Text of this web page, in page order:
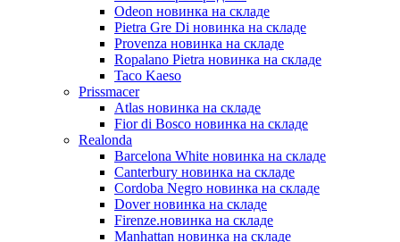
Odeon новинка на складе
Pietra Gre Di новинка на складе
Provenza новинка на складе
Ropalano Pietra новинка на складе
Taco Kaeso
Prissmacer
Atlas новинка на складе
Fior di Bosco новинка на складе
Realonda
Barсelona White новинка на складе
Canterbury новинка на складе
Cordoba Negro новинка на складе
Dover новинка на складе
Firenze.новинка на складе
Manhattan новинка на складе